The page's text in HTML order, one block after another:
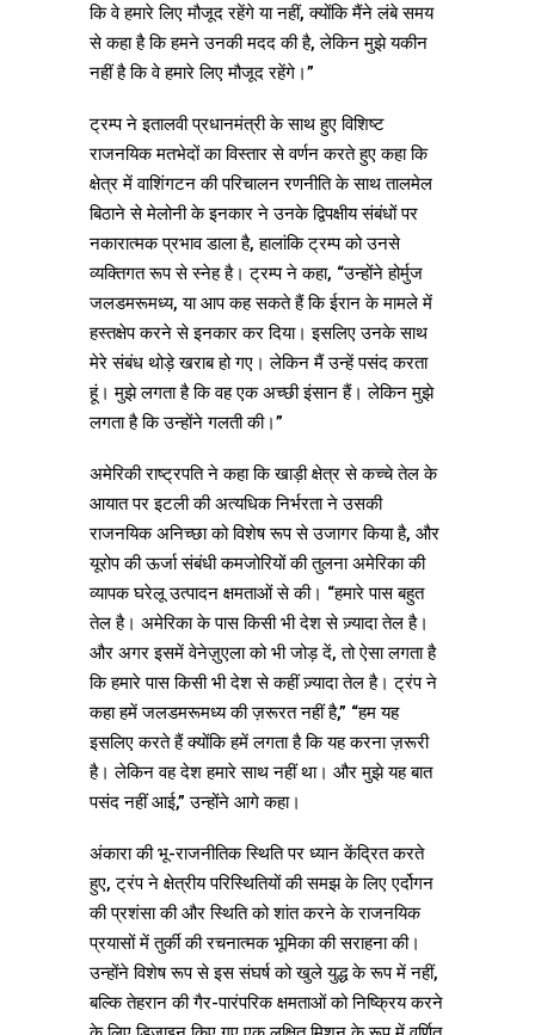
कि वे हमारे लिए मौजूद रहेंगे या नहीं, क्योंकि मैंने लंबे समय
से कहा है कि हमने उनकी मदद की है, लेकिन मुझे यकीन
नहीं है कि वे हमारे लिए मौजूद रहेंगे।”
ट्रम्प ने इतालवी प्रधानमंत्री के साथ हुए विशिष्ट
राजनयिक मतभेदों का विस्तार से वर्णन करते हुए कहा कि
क्षेत्र में वाशिंगटन की परिचालन रणनीति के साथ तालमेल
बिठाने से मेलोनी के इनकार ने उनके द्विपक्षीय संबंधों पर
नकारात्मक प्रभाव डाला है, हालांकि ट्रम्प को उनसे
व्यक्तिगत रूप से स्नेह है। ट्रम्प ने कहा, “उन्होंने होर्मुज
जलडमरूमध्य, या आप कह सकते हैं कि ईरान के मामले में
हस्तक्षेप करने से इनकार कर दिया। इसलिए उनके साथ
मेरे संबंध थोड़े खराब हो गए। लेकिन मैं उन्हें पसंद करता
हूं। मुझे लगता है कि वह एक अच्छी इंसान हैं। लेकिन मुझे
लगता है कि उन्होंने गलती की।”
अमेरिकी राष्ट्रपति ने कहा कि खाड़ी क्षेत्र से कच्चे तेल के
आयात पर इटली की अत्यधिक निर्भरता ने उसकी
राजनयिक अनिच्छा को विशेष रूप से उजागर किया है, और
यूरोप की ऊर्जा संबंधी कमजोरियों की तुलना अमेरिका की
व्यापक घरेलू उत्पादन क्षमताओं से की। “हमारे पास बहुत
तेल है। अमेरिका के पास किसी भी देश से ज़्यादा तेल है।
और अगर इसमें वेनेज़ुएला को भी जोड़ दें, तो ऐसा लगता है
कि हमारे पास किसी भी देश से कहीं ज़्यादा तेल है। ट्रंप ने
कहा हमें जलडमरूमध्य की ज़रूरत नहीं है,” “हम यह
इसलिए करते हैं क्योंकि हमें लगता है कि यह करना ज़रूरी
है। लेकिन वह देश हमारे साथ नहीं था। और मुझे यह बात
पसंद नहीं आई,” उन्होंने आगे कहा।
अंकारा की भू-राजनीतिक स्थिति पर ध्यान केंद्रित करते
हुए, ट्रंप ने क्षेत्रीय परिस्थितियों की समझ के लिए एर्दोगन
की प्रशंसा की और स्थिति को शांत करने के राजनयिक
प्रयासों में तुर्की की रचनात्मक भूमिका की सराहना की।
उन्होंने विशेष रूप से इस संघर्ष को खुले युद्ध के रूप में नहीं,
बल्कि तेहरान की गैर-पारंपरिक क्षमताओं को निष्क्रिय करने